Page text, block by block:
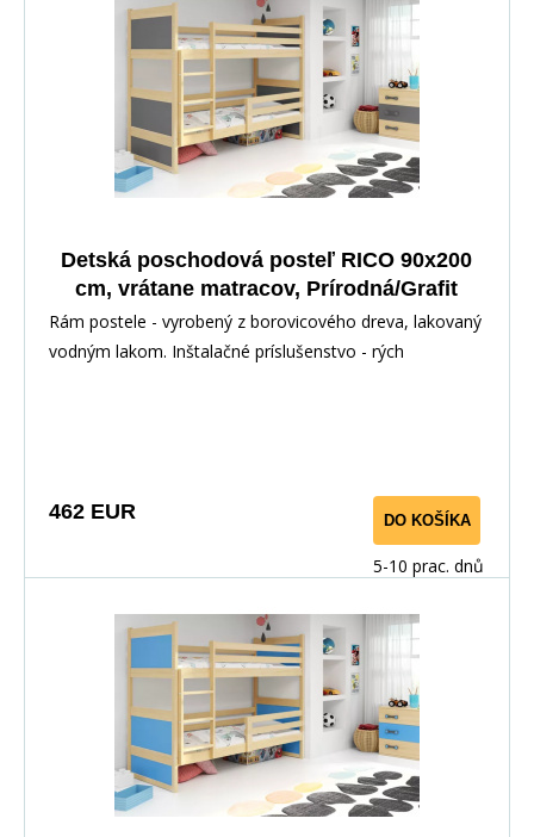
Detská poschodová posteľ RICO 90x200
cm, vrátane matracov, Prírodná/Grafit
Rám postele - vyrobený z borovicového dreva, lakovaný
vodným lakom. Inštalačné príslušenstvo - rých
462 EUR DO KOŠÍKA
5-10 prac. dnů